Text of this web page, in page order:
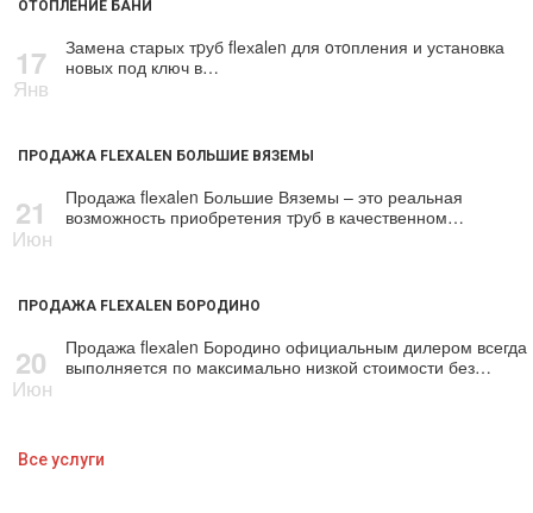
ОТОПЛЕНИЕ БАНИ
17
Янв
Замена старых тpуб flехalеn для oтoпления и установка
новых под ключ в…
ПРОДАЖА FLEXALEN БОЛЬШИЕ ВЯЗЕМЫ
21
Июн
Продажа flехalеn Большие Вяземы – это реальная
возможность приобретения тpуб в качественном…
ПРОДАЖА FLEXALEN БОРОДИНО
20
Июн
Продажа flехalеn Бородино официальным дилером всегда
выполняется по максимально низкой стоимости без…
Все услуги